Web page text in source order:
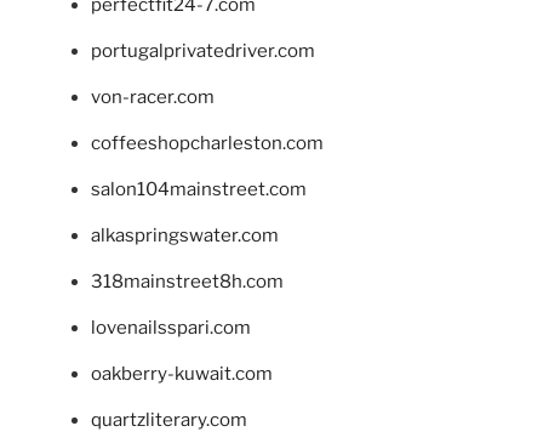
perfectfit24-7.com
portugalprivatedriver.com
von-racer.com
coffeeshopcharleston.com
salon104mainstreet.com
alkaspringswater.com
318mainstreet8h.com
lovenailsspari.com
oakberry-kuwait.com
quartzliterary.com